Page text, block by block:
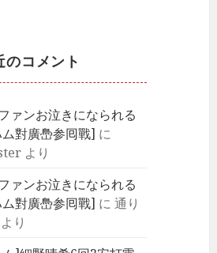
のコメント
ァンお泣きになられる
對廣㠀参囘戰] に
より
ァンお泣きになられる
對廣㠀参囘戰] に通り
より